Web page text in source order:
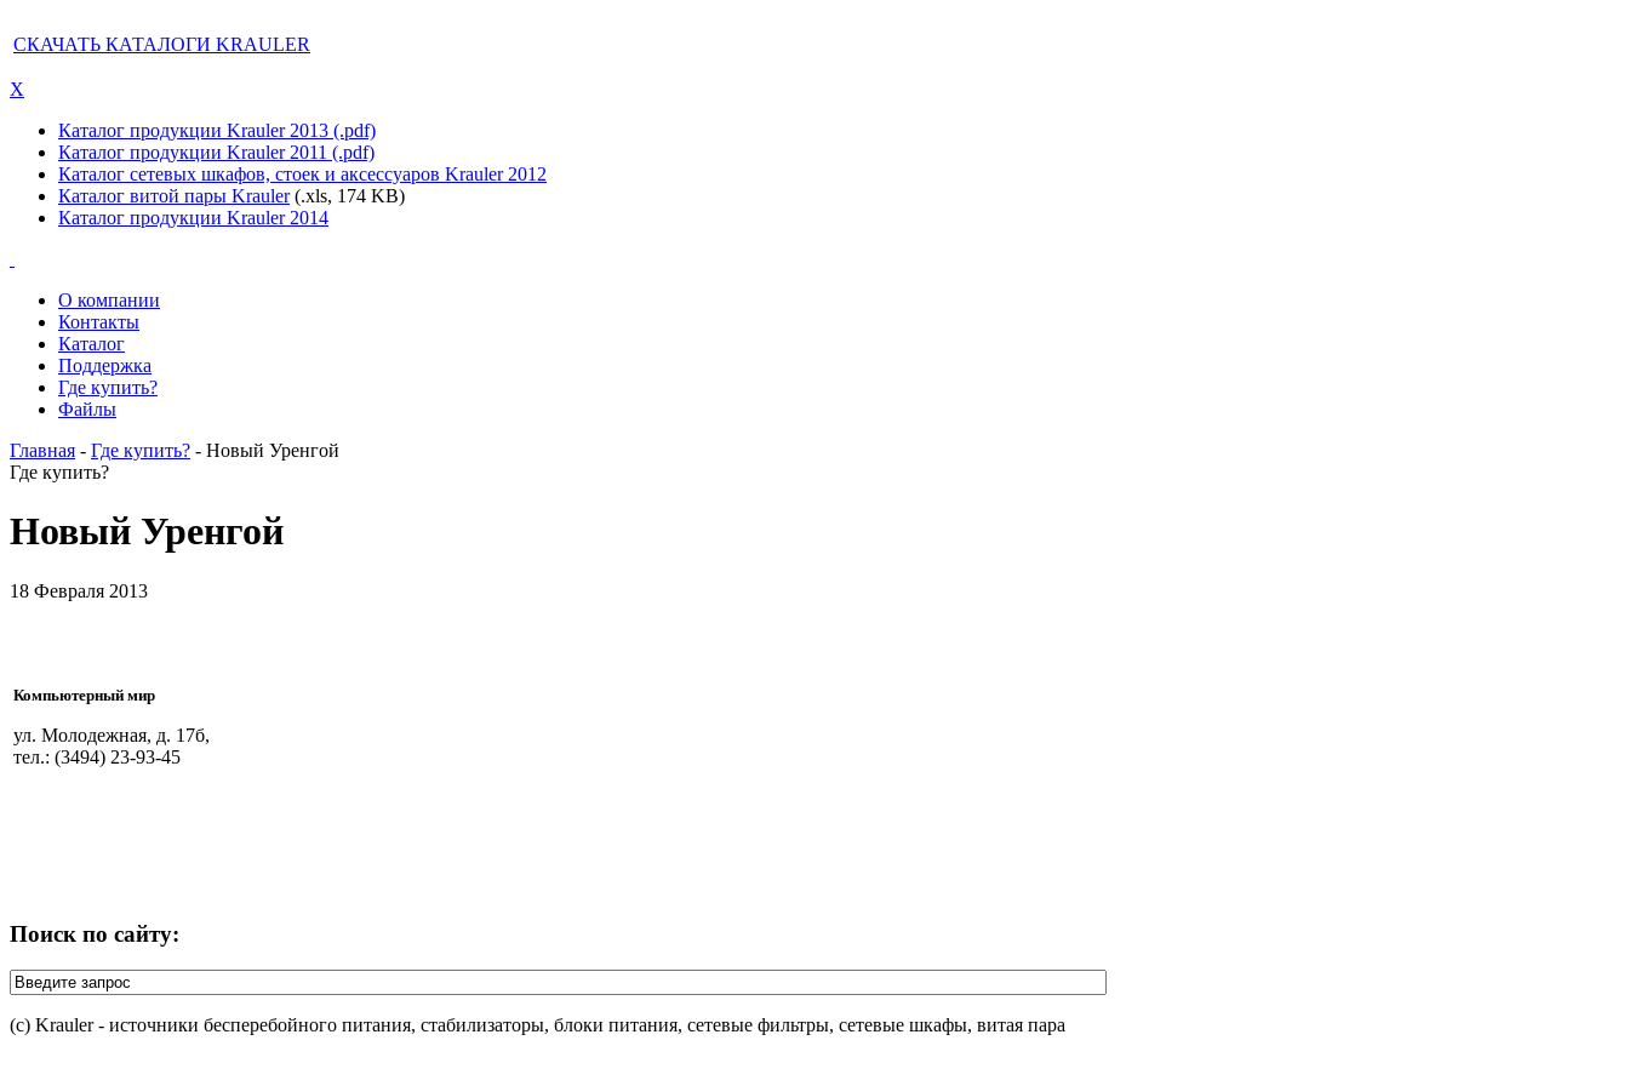
СКАЧАТЬ КАТАЛОГИ KRAULER
X
Каталог продукции Krauler 2013 (.pdf)
Каталог продукции Krauler 2011 (.pdf)
Каталог сетевых шкафов, стоек и аксессуаров Krauler 2012
Каталог витой пары Krauler(.xls, 174 KB)
Каталог продукции Krauler 2014
О компании
Контакты
Каталог
Поддержка
Где купить?
Файлы
Главная - Где купить? - Новый Уренгой
Где купить?
Новый Уренгой
18 Февраля 2013
Компьютерный мир
ул. Молодежная, д. 17б,
тел.: (3494) 23-93-45
Поиск по сайту:
(c) Krauler - источники бесперебойного питания, стабилизаторы, блоки питания, сетевые фильтры, сетевые шкафы, витая пара